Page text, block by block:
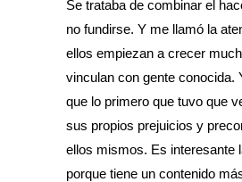
Se trataba de combinar el
no fundirse. Y me llamó la
ellos empiezan a crecer
vinculan con gente conocida.
que lo primero que tuvo que
sus propios prejuicios y
ellos mismos. Es interesante
porque tiene un contenido